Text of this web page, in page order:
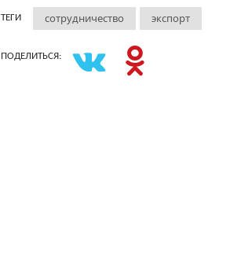
ТЕГИ сотрудничество экспорт
ПОДЕЛИТЬСЯ: